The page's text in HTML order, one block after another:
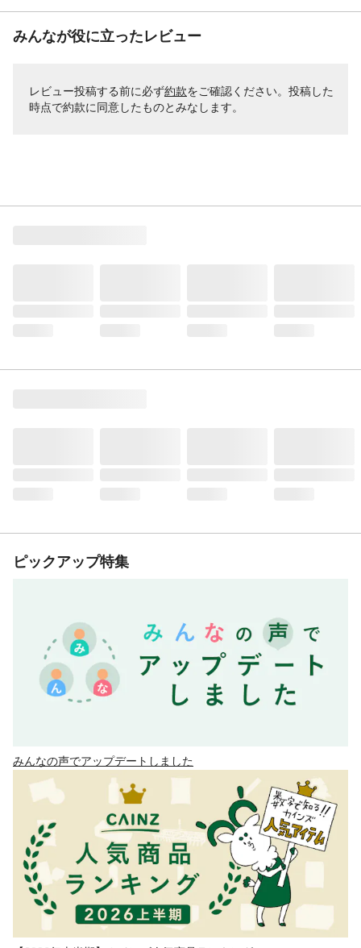
みんなが役に立ったレビュー
レビュー投稿する前に必ず約款をご確認ください。投稿した
時点で約款に同意したものとみなします。
ピックアップ特集
みんなの声でアップデートしました